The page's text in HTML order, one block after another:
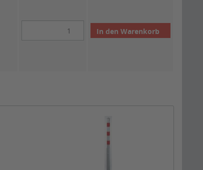
In den Warenkorb